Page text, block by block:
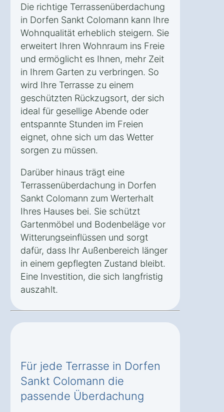
Die richtige Terrassenüberdachung
in Dorfen Sankt Colomann kann Ihre
Wohnqualität erheblich steigern. Sie
erweitert Ihren Wohnraum ins Freie
und ermöglicht es Ihnen, mehr Zeit
in Ihrem Garten zu verbringen. So
wird Ihre Terrasse zu einem
geschützten Rückzugsort, der sich
ideal für gesellige Abende oder
entspannte Stunden im Freien
eignet, ohne sich um das Wetter
sorgen zu müssen.
Darüber hinaus trägt eine
Terrassenüberdachung in Dorfen
Sankt Colomann zum Werterhalt
Ihres Hauses bei. Sie schützt
Gartenmöbel und Bodenbeläge vor
Witterungseinflüssen und sorgt
dafür, dass Ihr Außenbereich länger
in einem gepflegten Zustand bleibt.
Eine Investition, die sich langfristig
auszahlt.
Für jede Terrasse in Dorfen
Sankt Colomann die
passende Überdachung